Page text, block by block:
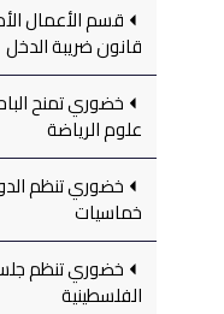
قسم الأعمال
قانون ضريبة الدخل
خضوري تمنح
علوم الرياضة
خضوري تنظم
خماسيات
خضوري تنظم
الفلسطينية